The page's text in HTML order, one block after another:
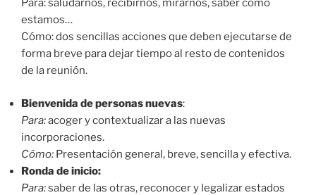
Para: saludarnos, recibirnos, mirarnos, saber cómo
estamos…
Cómo: dos sencillas acciones que deben ejecutarse de
forma breve para dejar tiempo al resto de contenidos
de la reunión.
Bienvenida de personas nuevas:
Para:acoger y contextualizar a las nuevas
incorporaciones.
Cómo: Presentación general, breve, sencilla y efectiva.
Ronda de inicio:
Para:saber de las otras, reconocer y legalizar estados